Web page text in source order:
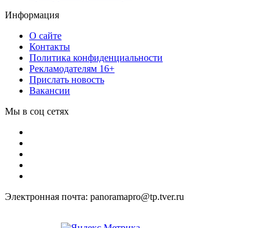
Информация
О сайте
Контакты
Политика конфиденциальности
Рекламодателям 16+
Прислать новость
Вакансии
Мы в соц сетях
Электронная почта: panoramapro@tp.tver.ru